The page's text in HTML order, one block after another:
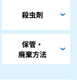
殺虫剤
保管・
廃棄方法